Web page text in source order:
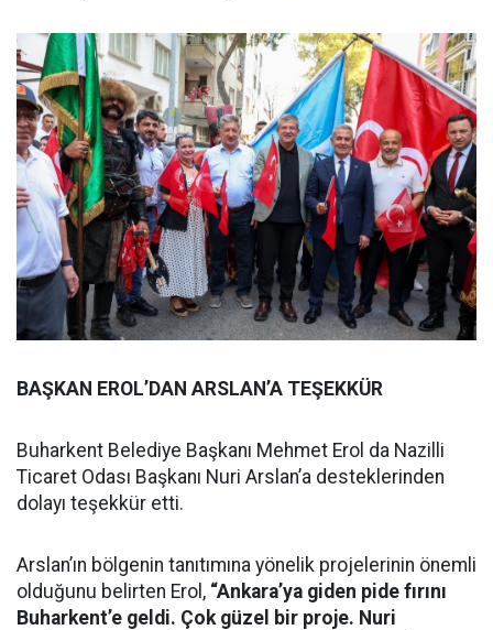
BAŞKAN EROL’DAN ARSLAN’A TEŞEKKÜR
Buharkent Belediye Başkanı Mehmet Erol da Nazilli
Ticaret Odası Başkanı Nuri Arslan’a desteklerinden
dolayı teşekkür etti.
Arslan’ın bölgenin tanıtımına yönelik projelerinin önemli
olduğunu belirten Erol, “Ankara’ya giden pide fırını
Buharkent’e geldi. Çok güzel bir proje. Nuri